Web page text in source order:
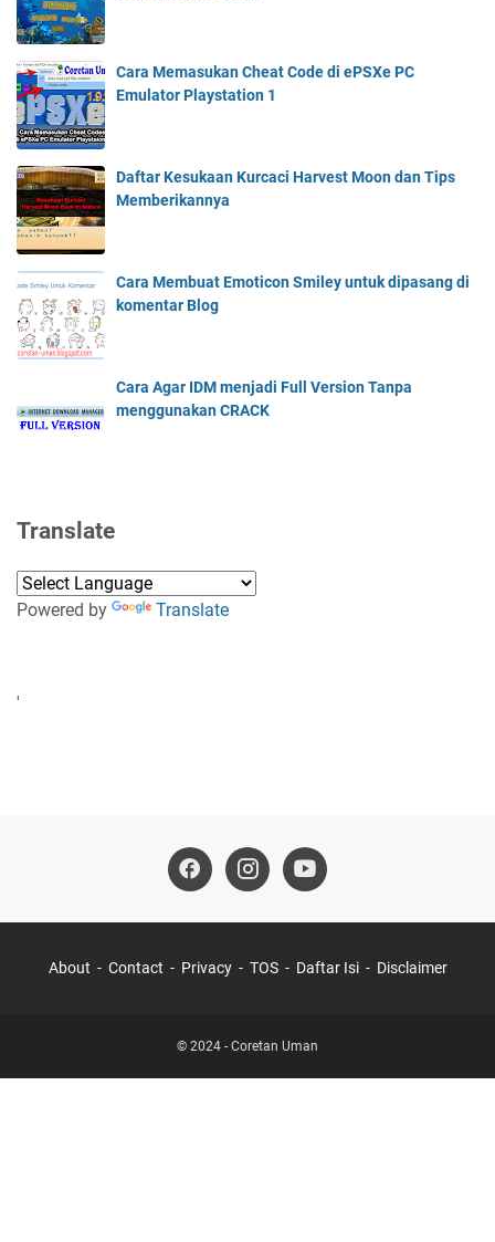
Cara Memasukan Cheat Code di ePSXe PC
Emulator Playstation 1
Daftar Kesukaan Kurcaci Harvest Moon​ dan Tips
Memberikannya
Cara Membuat Emoticon Smiley untuk dipasang di
komentar Blog
Cara Agar IDM menjadi Full Version Tanpa
menggunakan CRACK
Translate
Powered by Translate
'
About Contact Privacy TOS Daftar Isi Disclaimer
© 2024 - Coretan Uman